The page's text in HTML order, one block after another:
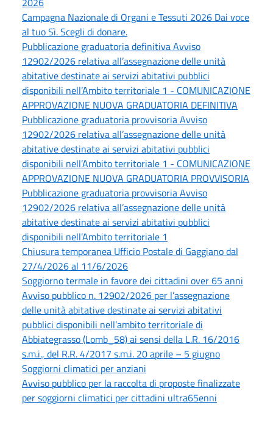
Campagna Nazionale di Organi e Tessuti 2026 Dai voce
al tuo Sì. Scegli di donare.
Pubblicazione graduatoria definitiva Avviso
12902/2026 relativa all’assegnazione delle unità
abitative destinate ai servizi abitativi pubblici
disponibili nell’Ambito territoriale 1 - COMUNICAZIONE
APPROVAZIONE NUOVA GRADUATORIA DEFINITIVA
Pubblicazione graduatoria provvisoria Avviso
12902/2026 relativa all’assegnazione delle unità
abitative destinate ai servizi abitativi pubblici
disponibili nell’Ambito territoriale 1 - COMUNICAZIONE
APPROVAZIONE NUOVA GRADUATORIA PROVVISORIA
Pubblicazione graduatoria provvisoria Avviso
12902/2026 relativa all’assegnazione delle unità
abitative destinate ai servizi abitativi pubblici
disponibili nell’Ambito territoriale 1
Chiusura temporanea Ufficio Postale di Gaggiano dal
27/4/2026 al 11/6/2026
Soggiorno termale in favore dei cittadini over 65 anni
Avviso pubblico n. 12902/2026 per l’assegnazione
delle unità abitative destinate ai servizi abitativi
pubblici disponibili nell’ambito territoriale di
Abbiategrasso (Lomb_58) ai sensi della L.R. 16/2016
s.m.i., del R.R. 4/2017 s.m.i. 20 aprile – 5 giugno
Soggiorni climatici per anziani
Avviso pubblico per la raccolta di proposte finalizzate
per soggiorni climatici per cittadini ultra65enni